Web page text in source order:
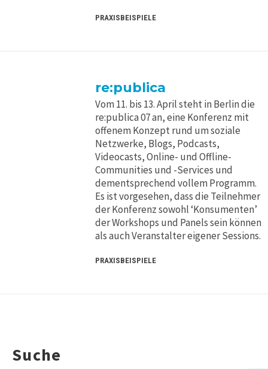
PRAXISBEISPIELE
re:publica
Vom 11. bis 13. April steht in Berlin die
re:publica 07 an, eine Konferenz mit
offenem Konzept rund um soziale
Netzwerke, Blogs, Podcasts,
Videocasts, Online- und Offline-
Communities und -Services und
dementsprechend vollem Programm.
Es ist vorgesehen, dass die Teilnehmer
der Konferenz sowohl ‘Konsumenten’
der Workshops und Panels sein können
als auch Veranstalter eigener Sessions.
PRAXISBEISPIELE
Suche